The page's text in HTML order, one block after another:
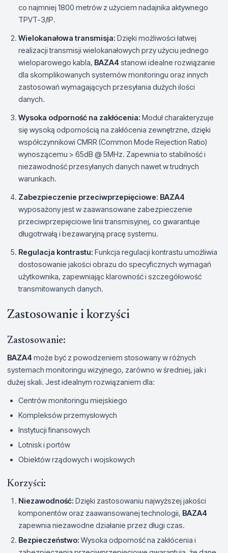
co najmniej 1800 metrów z użyciem nadajnika aktywnego
TPVT-3/IP.
Wielokanałowa transmisja: Dzięki możliwości łatwej
realizacji transmisji wielokanałowych przy użyciu jednego
wieloparowego kabla, BAZA4 stanowi idealne rozwiązanie
dla skomplikowanych systemów monitoringu oraz innych
zastosowań wymagających przesyłania dużych ilości
danych.
Wysoka odporność na zakłócenia: Moduł charakteryzuje
się wysoką odpornością na zakłócenia zewnętrzne, dzięki
współczynnikowi CMRR (Common Mode Rejection Ratio)
wynoszącemu > 65dB @ 5MHz. Zapewnia to stabilność i
niezawodność przesyłanych danych nawet w trudnych
warunkach.
Zabezpieczenie przeciwprzepięciowe: BAZA4
wyposażony jest w zaawansowane zabezpieczenie
przeciwprzepięciowe linii transmisyjnej, co gwarantuje
długotrwałą i bezawaryjną pracę systemu.
Regulacja kontrastu: Funkcja regulacji kontrastu umożliwia
dostosowanie jakości obrazu do specyficznych wymagań
użytkownika, zapewniając klarowność i szczegółowość
transmitowanych danych.
Zastosowanie i korzyści
Zastosowanie:
BAZA4 może być z powodzeniem stosowany w różnych
systemach monitoringu wizyjnego, zarówno w średniej, jak i
dużej skali. Jest idealnym rozwiązaniem dla:
Centrów monitoringu miejskiego
Kompleksów przemysłowych
Instytucji finansowych
Lotnisk i portów
Obiektów rządowych i wojskowych
Korzyści:
Niezawodność: Dzięki zastosowaniu najwyższej jakości
komponentów oraz zaawansowanej technologii, BAZA4
zapewnia niezawodne działanie przez długi czas.
Bezpieczeństwo: Wysoka odporność na zakłócenia i